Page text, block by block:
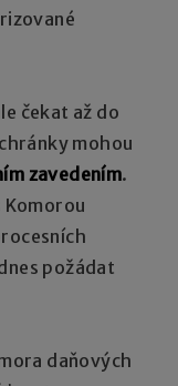
čekat až do
mohou
zavedením.
požádat
daňových